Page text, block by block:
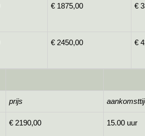
€ 1875,00 €
€ 2450,00 €
prijs
€ 2190,00 15.00 uur